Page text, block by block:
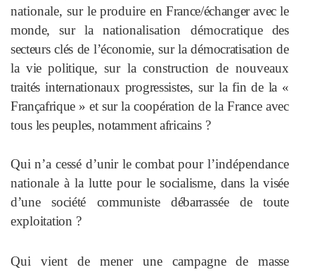
nationale, sur le produireen France/échanger avec le
monde, sur la nationalisation démocratique des
secteurs clés de l’économie, sur ladémocratisation de
la vie politique,sur la construction de nouveaux
traités internationaux progressistes, sur la fin de la «
Françafrique » et surla coopération de la France avec
tous les peuples, notamment africains ?
Qui n’a cessé d’unir le combat pour l’indépendance
nationale à la luttepour le socialisme, dans la visée
d’unesociété communiste débarrassée detoute
exploitation ?
Qui vient de mener une campagne demasse